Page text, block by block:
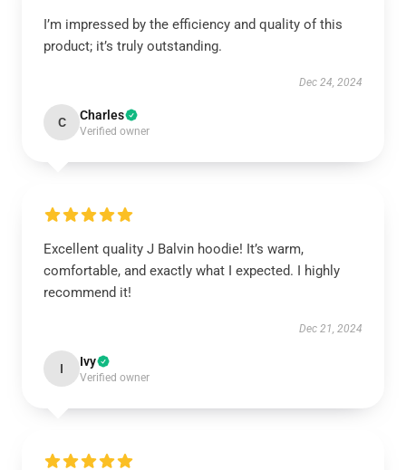
I’m impressed by the efficiency and quality of this
product; it’s truly outstanding.
Dec 24, 2024
C Charles
Verified owner
Excellent quality J Balvin hoodie! It’s warm,
comfortable, and exactly what I expected. I highly
recommend it!
Dec 21, 2024
I Ivy
Verified owner